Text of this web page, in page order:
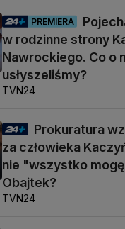
PREMIERA
w rodzinne strony
Nawrockiego. Co o
usłyszeliśmy?
TVN24
Prokuratura
za człowieka
nie "wszystko
Obajtek?
TVN24